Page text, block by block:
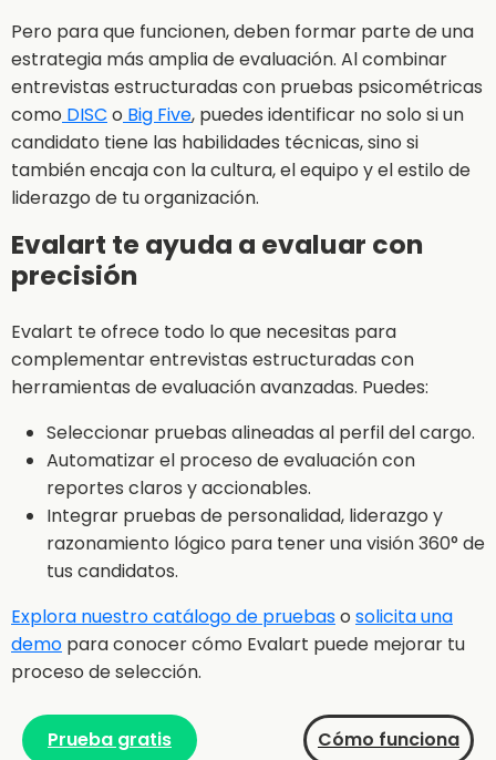
Pero para que funcionen, deben formar parte de una
estrategia más amplia de evaluación. Al combinar
entrevistas estructuradas con pruebas psicométricas
como DISC o Big Five, puedes identificar no solo si un
candidato tiene las habilidades técnicas, sino si
también encaja con la cultura, el equipo y el estilo de
liderazgo de tu organización.
Evalart te ayuda a evaluar con
precisión
Evalart te ofrece todo lo que necesitas para
complementar entrevistas estructuradas con
herramientas de evaluación avanzadas. Puedes:
Seleccionar pruebas alineadas al perfil del cargo.
Automatizar el proceso de evaluación con
reportes claros y accionables.
Integrar pruebas de personalidad, liderazgo y
razonamiento lógico para tener una visión 360° de
tus candidatos.
Explora nuestro catálogo de pruebaso solicita una
demo para conocer cómo Evalart puede mejorar tu
proceso de selección.
Prueba gratis Cómo funciona